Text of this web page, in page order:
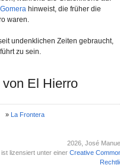
hinweist, die früher die
waren.
undenklichen Zeiten gebraucht,
zu sein.
El Hierro
La Frontera
2026 , José
lizensiert unter einer Creative